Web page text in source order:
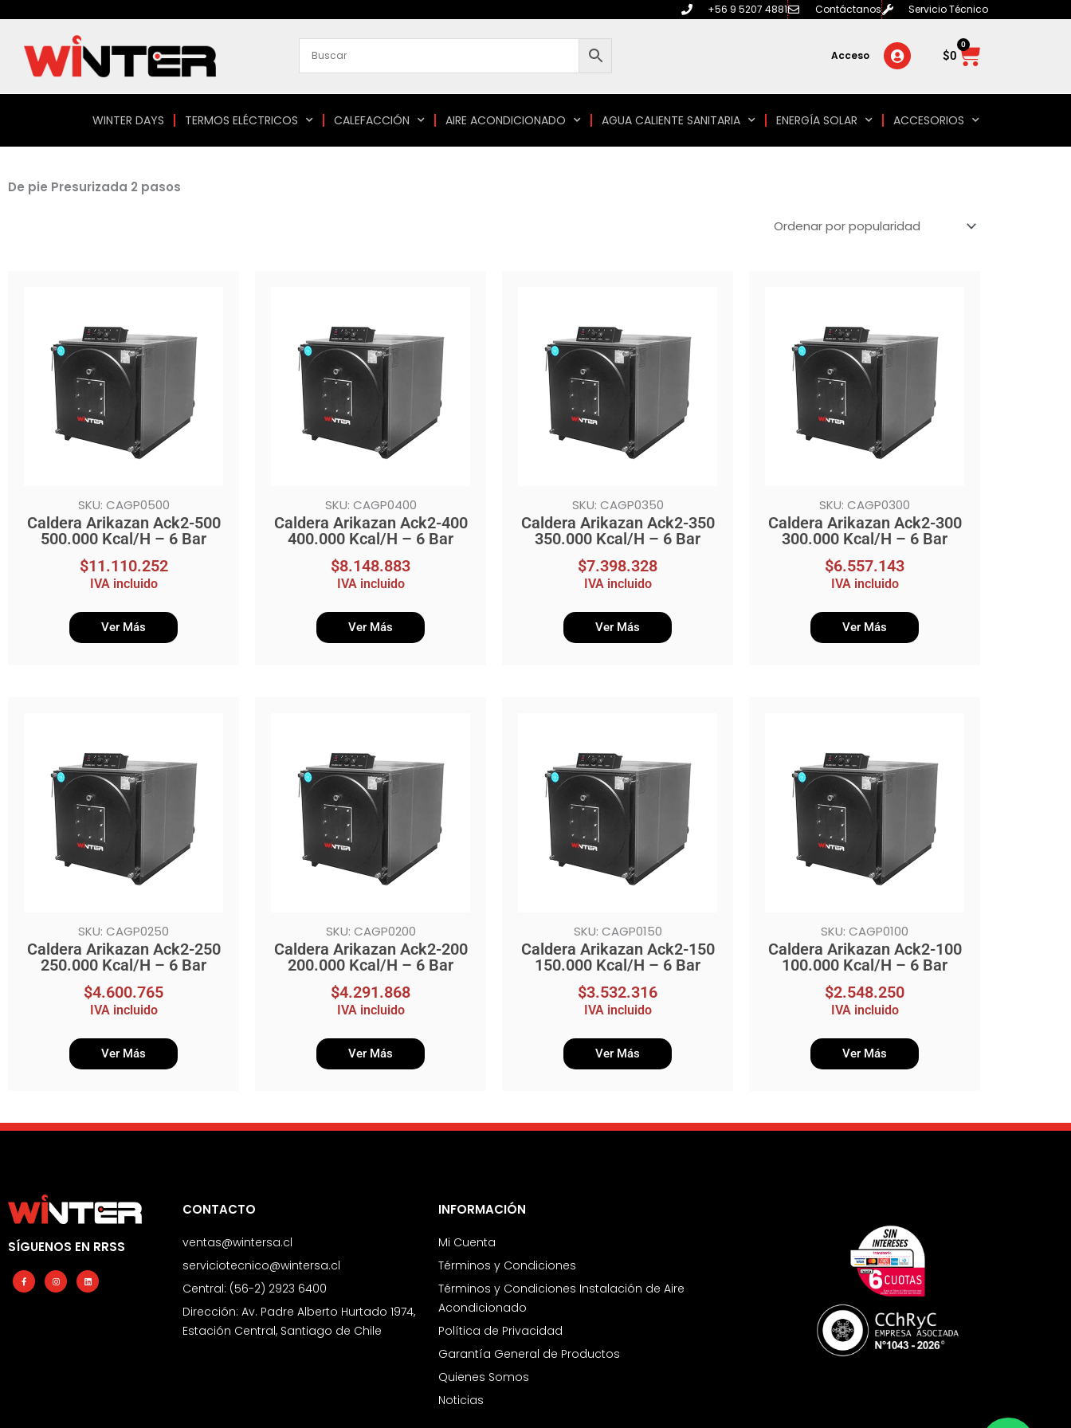
contenido
+56 9 5207 4881 Contáctanos Servicio Técnico
Acceso $0
0
Carrito
WINTER DAYS TERMOS ELÉCTRICOS CALEFACCIÓN AIRE ACONDICIONADO AGUA CALIENTE SANITARIA ENERGÍA SOLAR ACCESORIOS
De pie Presurizada 2 pasos
SKU: CAGP0500
Caldera Arikazan Ack2-500
500.000 Kcal/H – 6 Bar
$11.110.252
IVA incluido
Ver Más
SKU: CAGP0400
Caldera Arikazan Ack2-400
400.000 Kcal/H – 6 Bar
$8.148.883
IVA incluido
Ver Más
SKU: CAGP0350
Caldera Arikazan Ack2-350
350.000 Kcal/H – 6 Bar
$7.398.328
IVA incluido
Ver Más
SKU: CAGP0300
Caldera Arikazan Ack2-300
300.000 Kcal/H – 6 Bar
$6.557.143
IVA incluido
Ver Más
SKU: CAGP0250
Caldera Arikazan Ack2-250
250.000 Kcal/H – 6 Bar
$4.600.765
IVA incluido
Ver Más
SKU: CAGP0200
Caldera Arikazan Ack2-200
200.000 Kcal/H – 6 Bar
$4.291.868
IVA incluido
Ver Más
SKU: CAGP0150
Caldera Arikazan Ack2-150
150.000 Kcal/H – 6 Bar
$3.532.316
IVA incluido
Ver Más
SKU: CAGP0100
Caldera Arikazan Ack2-100
100.000 Kcal/H – 6 Bar
$2.548.250
IVA incluido
Ver Más
SÍGUENOS EN RRSS
Facebook-
f
InstagramLinkedin
CONTACTO
ventas@wintersa.cl
serviciotecnico@wintersa.cl
Central: (56-2) 2923 6400
Dirección: Av. Padre Alberto Hurtado 1974,
Estación Central, Santiago de Chile
INFORMACIÓN
Mi Cuenta
Términos y Condiciones
Términos y Condiciones Instalación de Aire
Acondicionado
Política de Privacidad
Garantía General de Productos
Quienes Somos
Noticias